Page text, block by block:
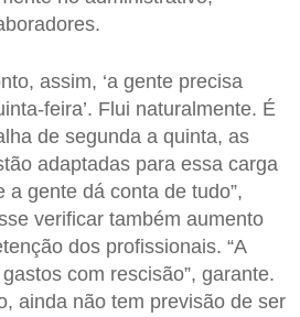
assim, ‘a gente precisa
feira’. Flui naturalmente. É
de segunda a quinta, as
adaptadas para essa carga
a gente dá conta de tudo”,
verificar também aumento
dos profissionais. “A
com rescisão”, garante.
ainda não tem previsão de ser